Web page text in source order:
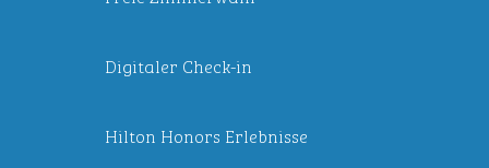
Digitaler Check-in
Hilton Honors Erlebnisse